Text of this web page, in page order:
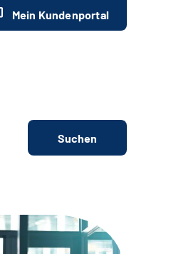
Mein Kundenportal
Suchen